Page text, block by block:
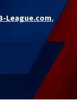
League.com,